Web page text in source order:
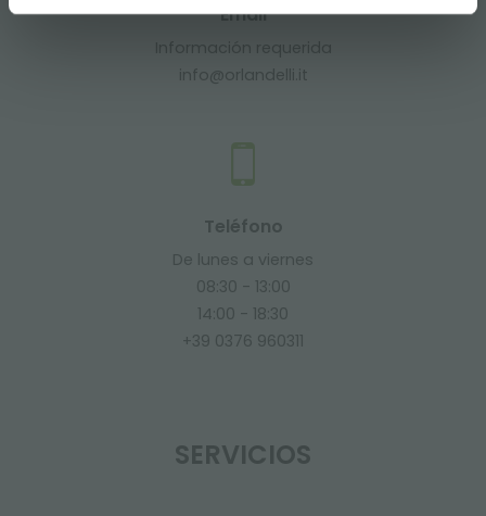
Email
Información requerida
info@orlandelli.it
Teléfono
De lunes a viernes
08:30 - 13:00
14:00 - 18:30
+39 0376 960311
SERVICIOS